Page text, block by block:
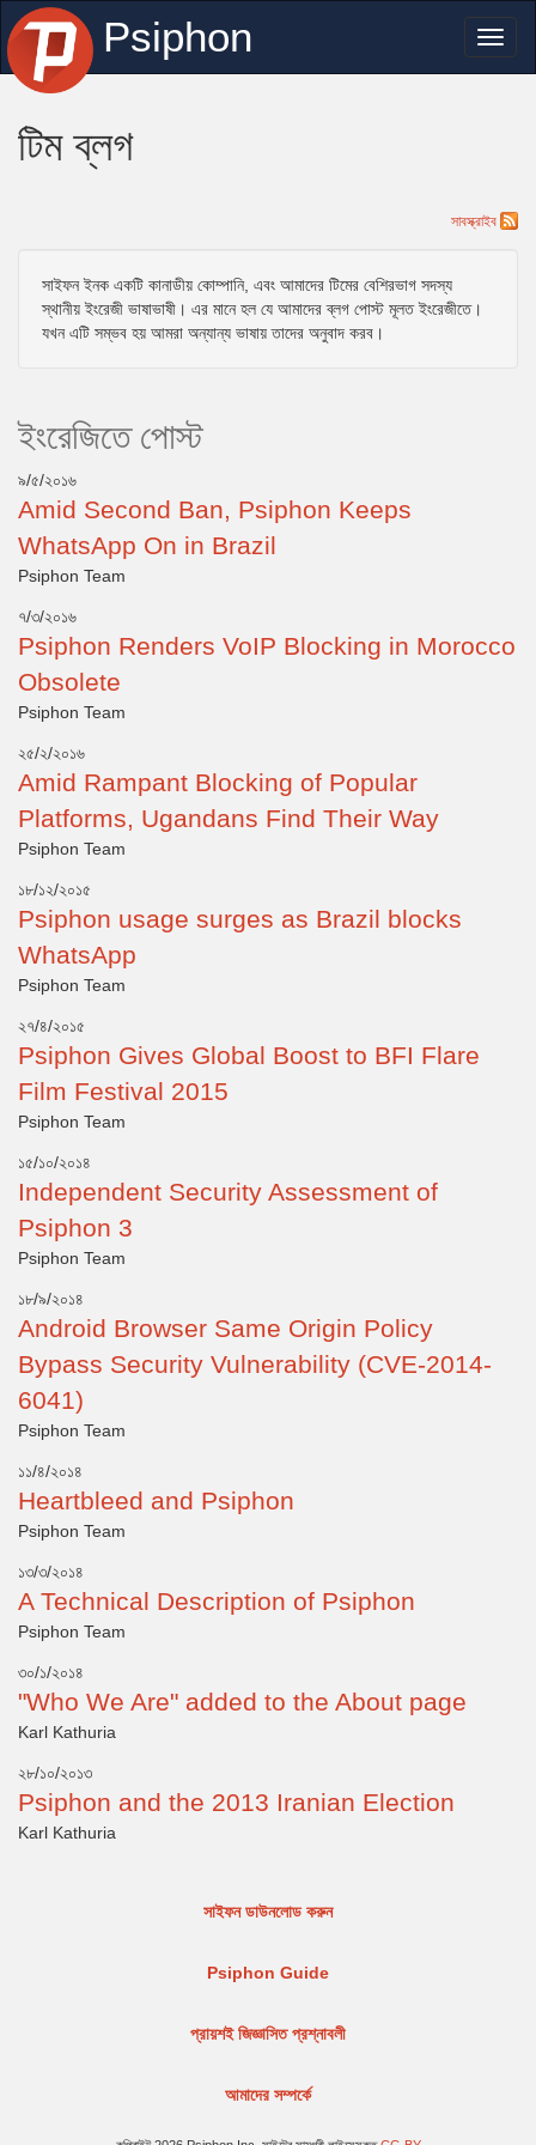
Psiphon
টিম ব্লগ
সাবস্ক্রাইব
সাইফন ইনক একটি কানাডীয় কোম্পানি, এবং আমাদের টিমের বেশিরভাগ সদস্য
স্থানীয় ইংরেজী ভাষাভাষী। এর মানে হল যে আমাদের ব্লগ পোস্ট মূলত ইংরেজীতে।
যখন এটি সম্ভব হয় আমরা অন্যান্য ভাষায় তাদের অনুবাদ করব।
ইংরেজিতে পোস্ট
৯/৫/২০১৬
Amid Second Ban, Psiphon Keeps
WhatsApp On in Brazil
Psiphon Team
৭/৩/২০১৬
Psiphon Renders VoIP Blocking in Morocco
Obsolete
Psiphon Team
২৫/২/২০১৬
Amid Rampant Blocking of Popular
Platforms, Ugandans Find Their Way
Psiphon Team
১৮/১২/২০১৫
Psiphon usage surges as Brazil blocks
WhatsApp
Psiphon Team
২৭/৪/২০১৫
Psiphon Gives Global Boost to BFI Flare
Film Festival 2015
Psiphon Team
১৫/১০/২০১৪
Independent Security Assessment of
Psiphon 3
Psiphon Team
১৮/৯/২০১৪
Android Browser Same Origin Policy
Bypass Security Vulnerability (CVE-2014-
6041)
Psiphon Team
১১/৪/২০১৪
Heartbleed and Psiphon
Psiphon Team
১৩/৩/২০১৪
A Technical Description of Psiphon
Psiphon Team
৩০/১/২০১৪
"Who We Are" added to the About page
Karl Kathuria
২৮/১০/২০১৩
Psiphon and the 2013 Iranian Election
Karl Kathuria
সাইফন ডাউনলোড করুন
Psiphon Guide
প্রায়শই জিজ্ঞাসিত প্রশ্নাবলী
আমাদের সম্পর্কে